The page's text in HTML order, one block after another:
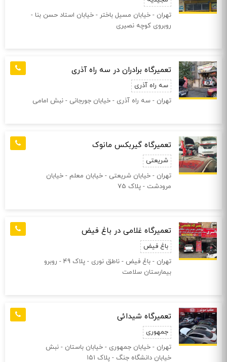
تهران - خیابان مسیل باختر - خیابان استاد حسن بنا -
روبروی کوچه نصیری
تعمیرگاه برادران در سه راه آذری
سه راه آذری
تهران - سه راه آذری - خیابان جورجانی - نبش امامی
تعمیرگاه گیربکس مانوک
شریعتی
تهران - خيابان شريعتی - خيابان معلم - خيابان
مرودشت - پلاک 75
تعمیرگاه غلامی در باغ فیض
باغ فیض
تهران - باغ فیض - ناطق نوری - پلاک 49 - روبرو
بیمارستان سلامت
تعمیرگاه شیدائی
جمهوری
تهران - خیابان جمهوری - خیابان باستان - نبش
خیابان دانشگاه جنگ - پلاک ۱۵۱